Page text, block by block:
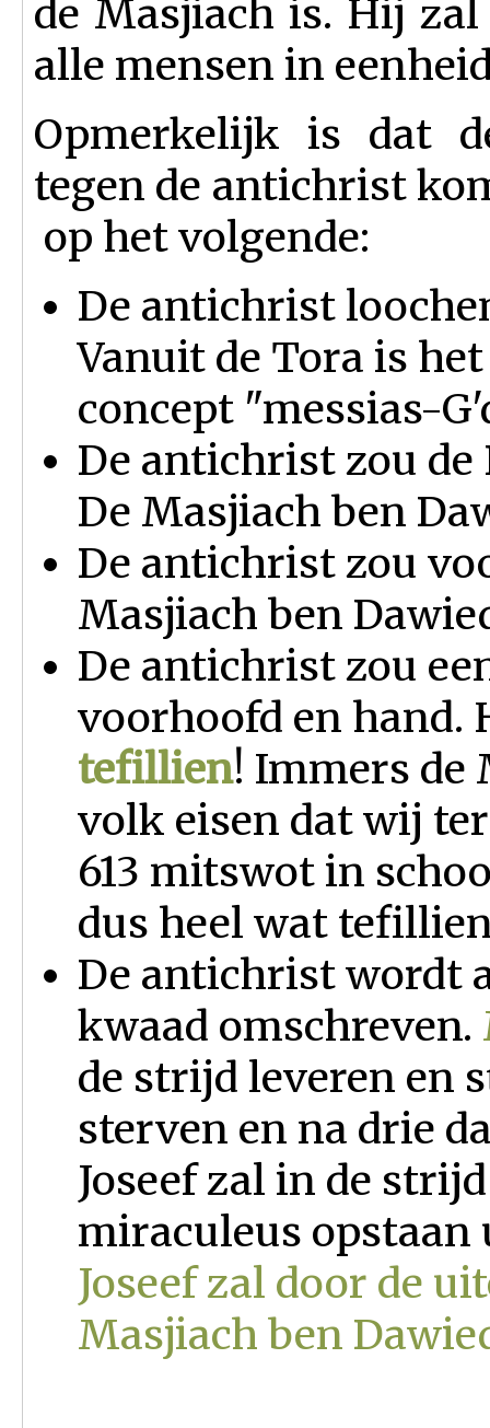
de Masjiach is. Hij
alle mensen in
Opmerkelijk is dat
tegen de antichrist
op het volgende:
De antichrist
Vanuit de Tora is
concept "messias-
De antichrist zou
De Masjiach ben
De antichrist zou
Masjiach ben
De antichrist zou
voorhoofd en hand.
tefillien! Immers de
volk eisen dat wij
613 mitswot in
dus heel wat
De antichrist wordt
kwaad omschreven.
de strijd leveren en
sterven en na drie
Joseef zal in de
miraculeus opstaan
Joseef zal door de
Masjiach ben